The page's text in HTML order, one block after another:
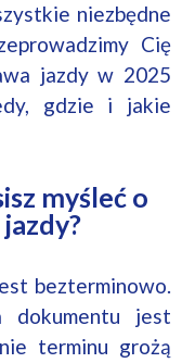
niezbędne
Cię
jazdy w 2025
gdzie i jakie
myśleć o
bezterminowo.
dokumentu jest
terminu grożą